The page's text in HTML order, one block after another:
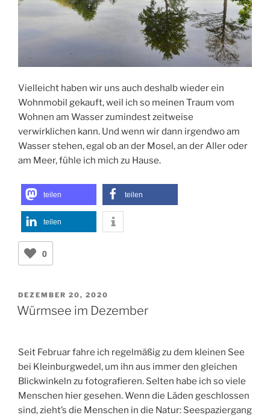
Vielleicht haben wir uns auch deshalb wieder ein
Wohnmobil gekauft, weil ich so meinen Traum vom
Wohnen am Wasser zumindest zeitweise
verwirklichen kann. Und wenn wir dann irgendwo am
Wasser stehen, egal ob an der Mosel, an der Aller oder
am Meer, fühle ich mich zu Hause.
teilen teilen
teilen
0
VERÖFFENTLICHT
AM
DEZEMBER 20, 2020
Würmsee im Dezember
Seit Februar fahre ich regelmäßig zu dem kleinen See
bei Kleinburgwedel, um ihn aus immer den gleichen
Blickwinkeln zu fotografieren. Selten habe ich so viele
Menschen hier gesehen. Wenn die Läden geschlossen
sind, zieht’s die Menschen in die Natur: Seespaziergang